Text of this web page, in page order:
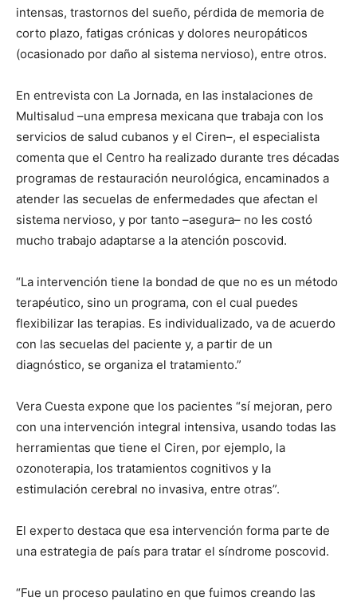
intensas, trastornos del sueño, pérdida de memoria de
corto plazo, fatigas crónicas y dolores neuropáticos
(ocasionado por daño al sistema nervioso), entre otros.
En entrevista con La Jornada, en las instalaciones de
Multisalud –una empresa mexicana que trabaja con los
servicios de salud cubanos y el Ciren–, el especialista
comenta que el Centro ha realizado durante tres décadas
programas de restauración neurológica, encaminados a
atender las secuelas de enfermedades que afectan el
sistema nervioso, y por tanto –asegura– no les costó
mucho trabajo adaptarse a la atención poscovid.
“La intervención tiene la bondad de que no es un método
terapéutico, sino un programa, con el cual puedes
flexibilizar las terapias. Es individualizado, va de acuerdo
con las secuelas del paciente y, a partir de un
diagnóstico, se organiza el tratamiento.”
Vera Cuesta expone que los pacientes “sí mejoran, pero
con una intervención integral intensiva, usando todas las
herramientas que tiene el Ciren, por ejemplo, la
ozonoterapia, los tratamientos cognitivos y la
estimulación cerebral no invasiva, entre otras”.
El experto destaca que esa intervención forma parte de
una estrategia de país para tratar el síndrome poscovid.
“Fue un proceso paulatino en que fuimos creando las